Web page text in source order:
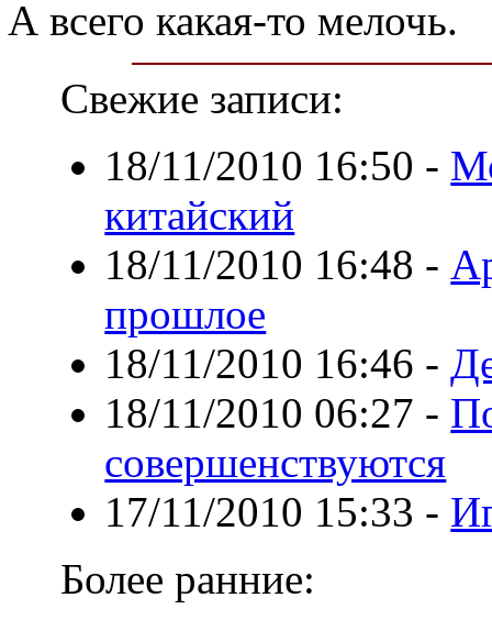
А всего какая-то мелочь.
Свежие записи:
18/11/2010 16:50 -
китайский
18/11/2010 16:48 -
прошлое
18/11/2010 16:46 -
18/11/2010 06:27 -
совершенствуются
17/11/2010 15:33 -
Более ранние: